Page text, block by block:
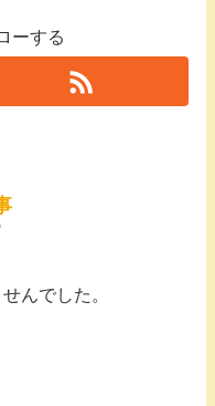
ーする
んでした。